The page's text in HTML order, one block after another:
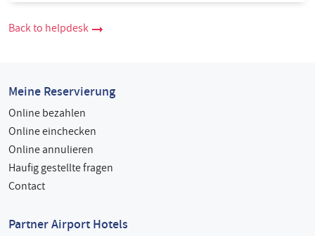
Back to helpdesk
Meine Reservierung
Online bezahlen
Online einchecken
Online annulieren
Haufig gestellte fragen
Contact
Partner Airport Hotels